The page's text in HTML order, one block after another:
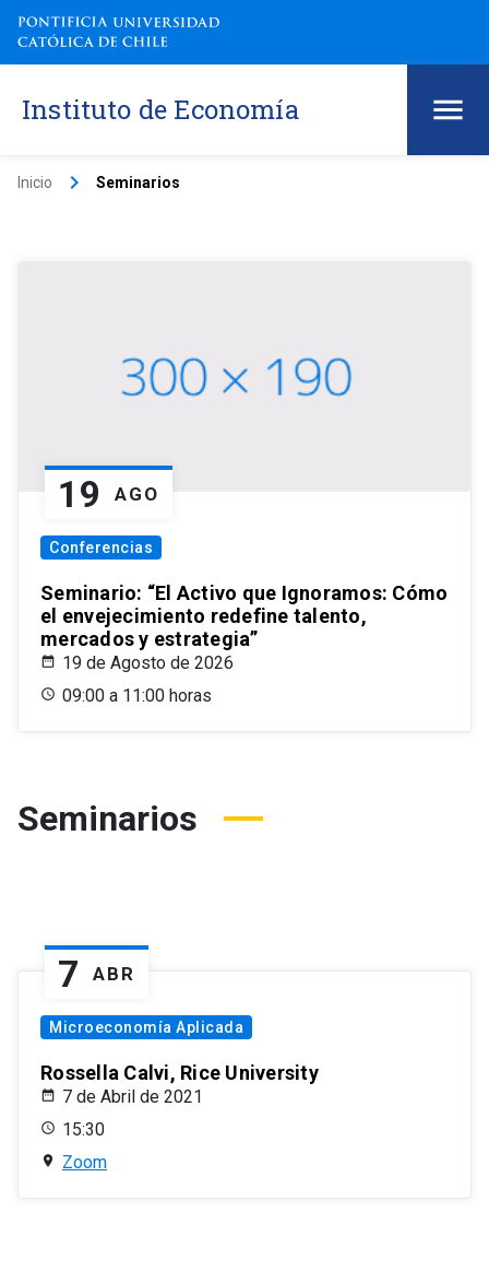
Instituto de Economía
Inicio keyboard_arrow_right Seminarios
19 AGO
Conferencias
Seminario: “El Activo que Ignoramos: Cómo
el envejecimiento redefine talento,
mercados y estrategia”
19 de Agosto de 2026
09:00 a 11:00 horas
Seminarios
7 ABR
Microeconomía Aplicada
Rossella Calvi, Rice University
7 de Abril de 2021
15:30
Zoom